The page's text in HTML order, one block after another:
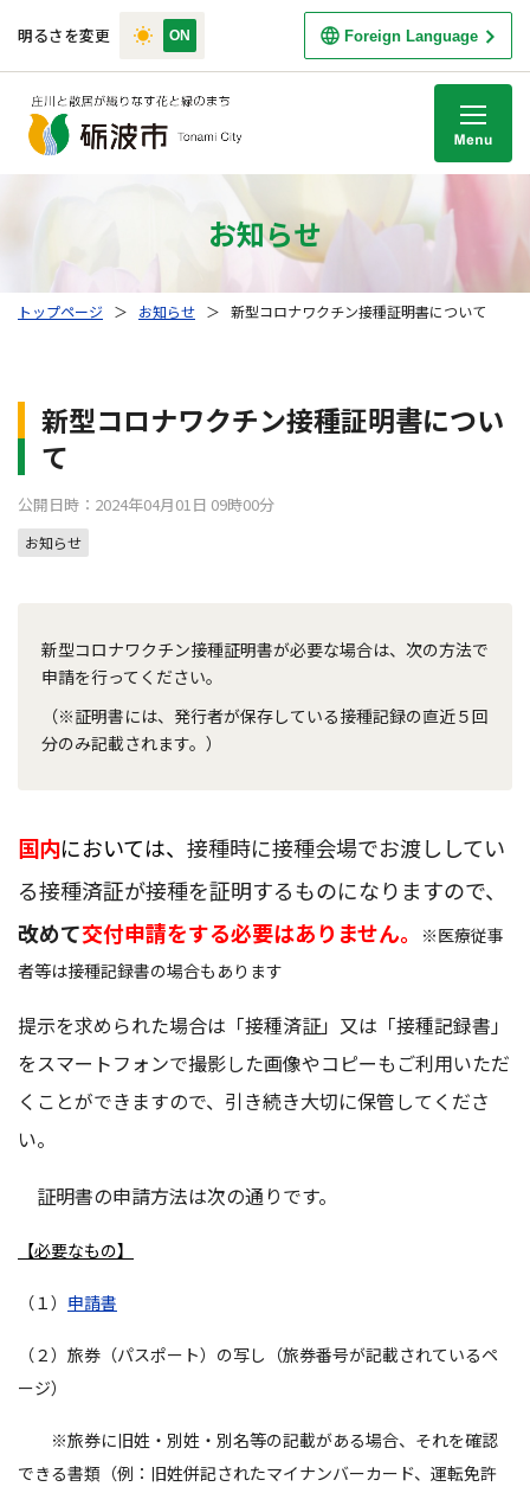
明るさを変更 Foreign Language
お知らせ
トップページ ＞ お知らせ ＞ 新型コロナワクチン接種証明書について
新型コロナワクチン接種証明書につい
て
公開日時：2024年04月01日 09時00分
お知らせ
新型コロナワクチン接種証明書が必要な場合は、次の方法で
申請を行ってください。
（※証明書には、発行者が保存している接種記録の直近５回
分のみ記載されます。）
国内においては、 接種時に接種会場でお渡ししてい
る接種済証が接種を証明するものになりますので、
改めて交付申請をする必要はありません。
※医療従事
者等は接種記録書の場合もあります
提示を求められた場合は「接種済証」又は「接種記録書」
をスマートフォンで撮影した画像やコピーもご利用いただ
くことができますので、引き続き大切に保管してくださ
い。
証明書の申請方法は次の通りです。
【必要なもの】
（１） 申請書
（２）旅券（パスポート）の写し（旅券番号が記載されているペ
ージ）
※旅券に旧姓・別姓・別名等の記載がある場合、それを確認
できる書類（例：旧姓併記されたマイナンバーカード、運転免許